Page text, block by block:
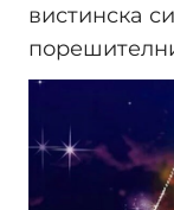
вистинска